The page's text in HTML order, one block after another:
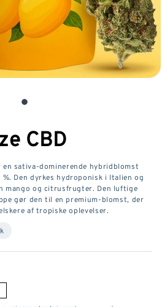
CBD
en sativa-dominerende hybridblomst
%. Den dyrkes hydroponisk i Italien og
mango og citrusfrugter. Den luftige
gør den til en premium-blomst, der
af tropiske oplevelser.